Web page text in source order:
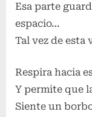
Esa parte
espacio…
Tal vez de
Respira hacia
Y permite que
Siente un